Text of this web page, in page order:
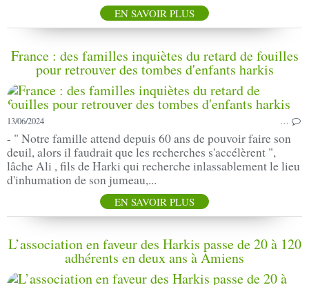
EN SAVOIR PLUS
France : des familles inquiètes du retard de fouilles
pour retrouver des tombes d'enfants harkis
13/06/2024 …
- " Notre famille attend depuis 60 ans de pouvoir faire son
deuil, alors il faudrait que les recherches s'accélèrent ",
lâche Ali , fils de Harki qui recherche inlassablement le lieu
d'inhumation de son jumeau,...
EN SAVOIR PLUS
L’association en faveur des Harkis passe de 20 à 120
adhérents en deux ans à Amiens